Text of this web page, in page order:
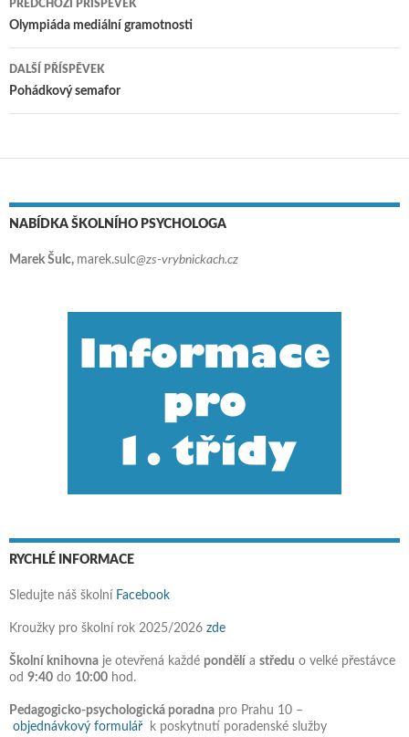
Navigace pro příspěvky
PŘEDCHOZÍ PŘÍSPĚVEK
Olympiáda mediální gramotnosti
DALŠÍ PŘÍSPĚVEK
Pohádkový semafor
NABÍDKA ŠKOLNÍHO PSYCHOLOGA
Marek Šulc, marek.sulc@zs-vrybnickach.cz
RYCHLÉ INFORMACE
Sledujte náš školní Facebook
Kroužky pro školní rok 2025/2026 zde
Školní knihovna je otevřená každé pondělí a středu o velké přestávce
od 9:40 do 10:00 hod.
Pedagogicko-psychologická poradna pro Prahu 10 –
objednávkový formulář k poskytnutí poradenské služby